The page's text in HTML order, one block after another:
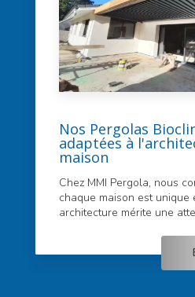
Nos Pergolas
adaptées à
maison
Chez MMI Pergola, nous
chaque maison est unique
architecture mérite une